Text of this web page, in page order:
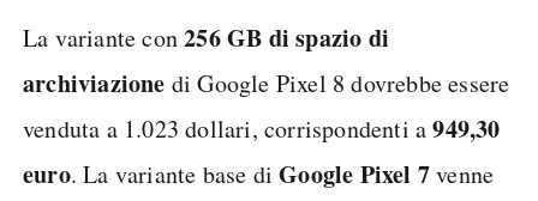
La variante con256 GB di spazio di
archiviazione di Google Pixel 8 dovrebbe essere
venduta a 1.023 dollari, corrispondenti a949,30
euro. La variante base diGoogle Pixel 7venne